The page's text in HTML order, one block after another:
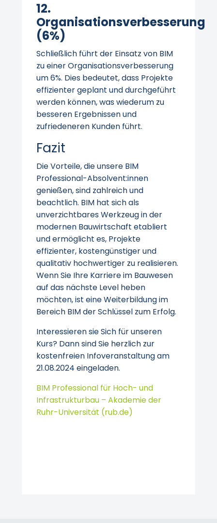
12.
Organisationsverbesserung
(6%)
Schließlich führt der Einsatz von BIM
zu einer Organisationsverbesserung
um 6%. Dies bedeutet, dass Projekte
effizienter geplant und durchgeführt
werden können, was wiederum zu
besseren Ergebnissen und
zufriedeneren Kunden führt.
Fazit
Die Vorteile, die unsere BIM
Professional-Absolvent:innen
genießen, sind zahlreich und
beachtlich. BIM hat sich als
unverzichtbares Werkzeug in der
modernen Bauwirtschaft etabliert
und ermöglicht es, Projekte
effizienter, kostengünstiger und
qualitativ hochwertiger zu realisieren.
Wenn Sie Ihre Karriere im Bauwesen
auf das nächste Level heben
möchten, ist eine Weiterbildung im
Bereich BIM der Schlüssel zum Erfolg.
Interessieren sie Sich für unseren
Kurs? Dann sind Sie herzlich zur
kostenfreien Infoveranstaltung am
21.08.2024 eingeladen.
BIM Professional für Hoch- und
Infrastrukturbau – Akademie der
Ruhr-Universität (rub.de)